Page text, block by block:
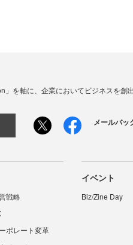
」を軸に、企業においてビジネスを創
メールバッ
戦略
ポレート変革
イベント
Biz/Zine Day